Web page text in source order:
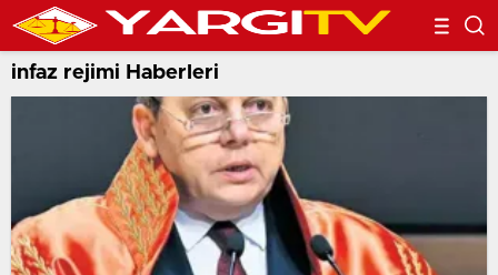
infaz rejimi Haberleri